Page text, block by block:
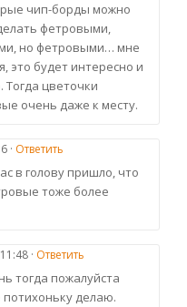
чип-борды можно
фетровыми,
но фетровыми… мне
это будет интересно и
Тогда цветочки
очень даже к месту.
· Ответить
в голову пришло, что
тоже более
· Ответить
тогда пожалуйста
потихоньку делаю.